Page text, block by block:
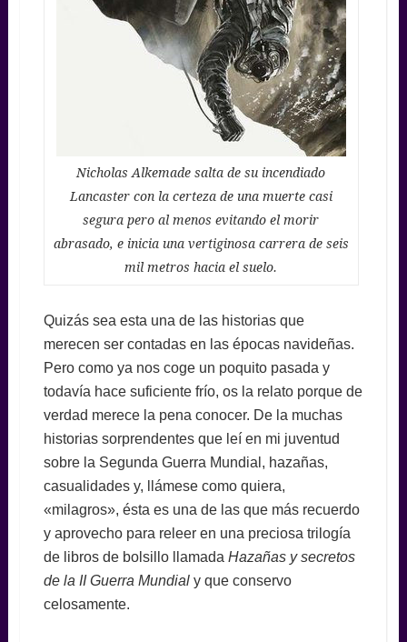
Nicholas Alkemade salta de su incendiado
Lancaster con la certeza de una muerte casi
segura pero al menos evitando el morir
abrasado, e inicia una vertiginosa carrera de seis
mil metros hacia el suelo.
Quizás sea esta una de las historias que
merecen ser contadas en las épocas navideñas.
Pero como ya nos coge un poquito pasada y
todavía hace suficiente frío, os la relato porque de
verdad merece la pena conocer. De la muchas
historias sorprendentes que leí en mi juventud
sobre la Segunda Guerra Mundial, hazañas,
casualidades y, llámese como quiera,
«milagros», ésta es una de las que más recuerdo
y aprovecho para releer en una preciosa trilogía
de libros de bolsillo llamada Hazañas y secretos
de la II Guerra Mundial y que conservo
celosamente.